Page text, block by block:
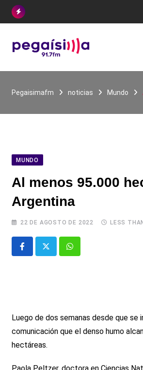
Skip
Pegaisimafm noticias Mundo
MUNDO
Al menos 95.000
Argentina
22 DE AGOSTO DE 2022 LESS
Whatsapp
Luego de dos semanas desde que se
comunicación que el denso humo
hectáreas.